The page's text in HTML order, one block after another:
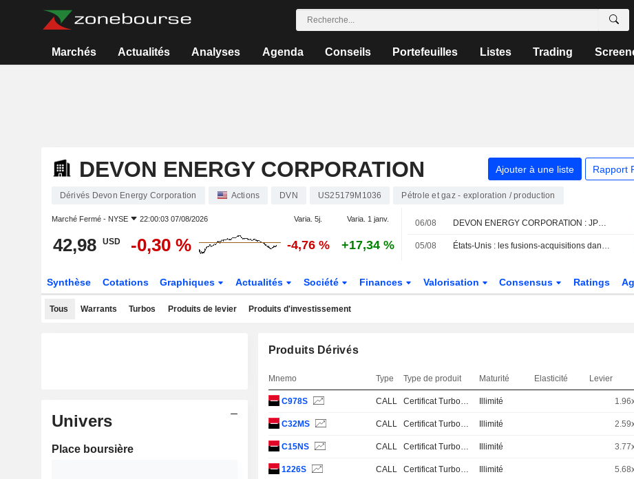
Marchés Actualités Analyses Agenda Conseils Portefeuilles Listes Trading
DEVON ENERGY CORPORATION Ajouter à une liste Rapport
Dérivés Devon Energy Corporation Actions DVN US25179M1036 Pétrole et gaz - exploration / production
Marché Fermé - NYSE 22:00:03 07/08/2026 Varia. 5j. Varia. 1 janv.
42,98 USD -0,30 % -4,76 % +17,34 %
06/08 DEVON ENERGY CORPORATION : JPMorgan Chase toujours neutre sur le dossier
05/08 États-Unis : les fusions-acquisitions dans l'amont pétrolier et gazier plongent au deuxième trimestre face à la volatilité
Synthèse Cotations Graphiques Actualités Société Finances Valorisation Consensus Ratings
Tous Warrants Turbos Produits de levier Produits d'investissement
Univers
Place boursière
Produits Dérivés
Mnemo Type Type de produit Maturité Elasticité Levier
C978S CALL Certificat Turbo Stop Loss Illimité
C32MS CALL Certificat Turbo Stop Loss Illimité
C15NS CALL Certificat Turbo Stop Loss Illimité
1226S CALL Certificat Turbo Stop Loss Illimité